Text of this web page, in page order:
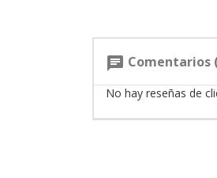
chat Comentarios
No hay reseñas de